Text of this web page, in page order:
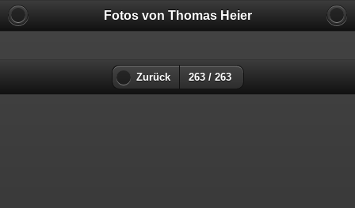
Fotos von Thomas Heier
Zurück 263 / 263